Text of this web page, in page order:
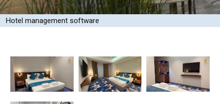
Hotel management software